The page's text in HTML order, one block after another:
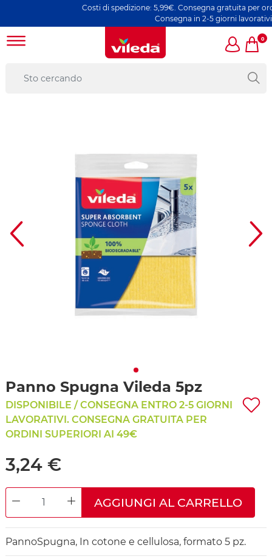
Costi di spedizione: 5,99€. Consegna gratuita per
Consegna in 2-5 giorni lavorativi
0
Panno Spugna Vileda 5pz
DISPONIBILE / CONSEGNA ENTRO 2-5 GIORNI
LAVORATIVI. CONSEGNA GRATUITA PER
ORDINI SUPERIORI AI 49€
3,24 €
DECREASE QUANTITYINCREASE QUANTITY
AGGIUNGI AL CARRELLO
PannoSpugna, In cotone e cellulosa, formato 5 pz.